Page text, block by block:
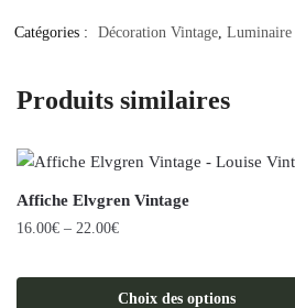
Catégories : Décoration Vintage Luminaire
Produits similaires
Affiche Elvgren Vintage
16.00€ – 22.00€
Choix des options